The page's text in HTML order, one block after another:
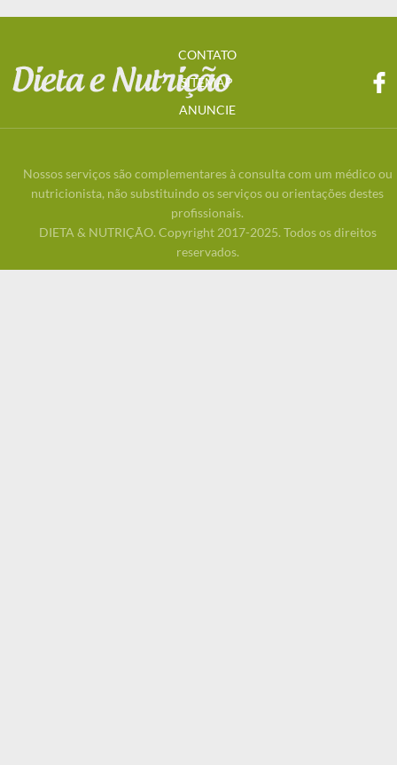
CONTATO
SITEMAP
ANUNCIE
Nossos serviços são complementares à consulta com um médico ou
nutricionista, não substituindo os serviços ou orientações destes
profissionais.
DIETA & NUTRIÇÃO. Copyright 2017-2025. Todos os direitos
reservados.